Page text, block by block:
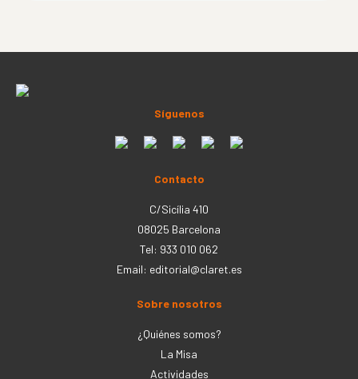
Síguenos
Contacto
C/Sicília 410
08025 Barcelona
Tel: 933 010 062
Email: editorial@claret.es
Sobre nosotros
¿Quiénes somos?
La Misa
Actividades